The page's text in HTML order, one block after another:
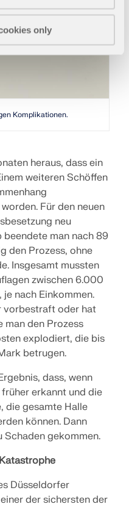
only
Komplikationen.
heraus, dass ein
weiteren Schöffen
Für den neuen
neu
man nach 89
den Prozess, ohne
Insgesamt mussten
zwischen 6.000
nach Einkommen.
vorbestraft oder hat
man den Prozess
explodiert, die bis
betrugen.
dass, wenn
erkannt und die
die gesamte Halle
können. Dann
Schaden gekommen.
Düsseldorfer
der sichersten der